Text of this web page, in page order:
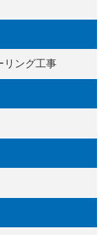
リング工事